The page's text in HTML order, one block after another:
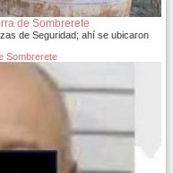
de Sombrerete
de Seguridad; ahí se ubicaron
Sombrerete